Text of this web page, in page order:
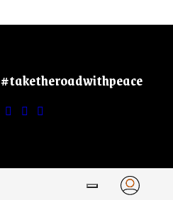
#taketheroadwithpeace